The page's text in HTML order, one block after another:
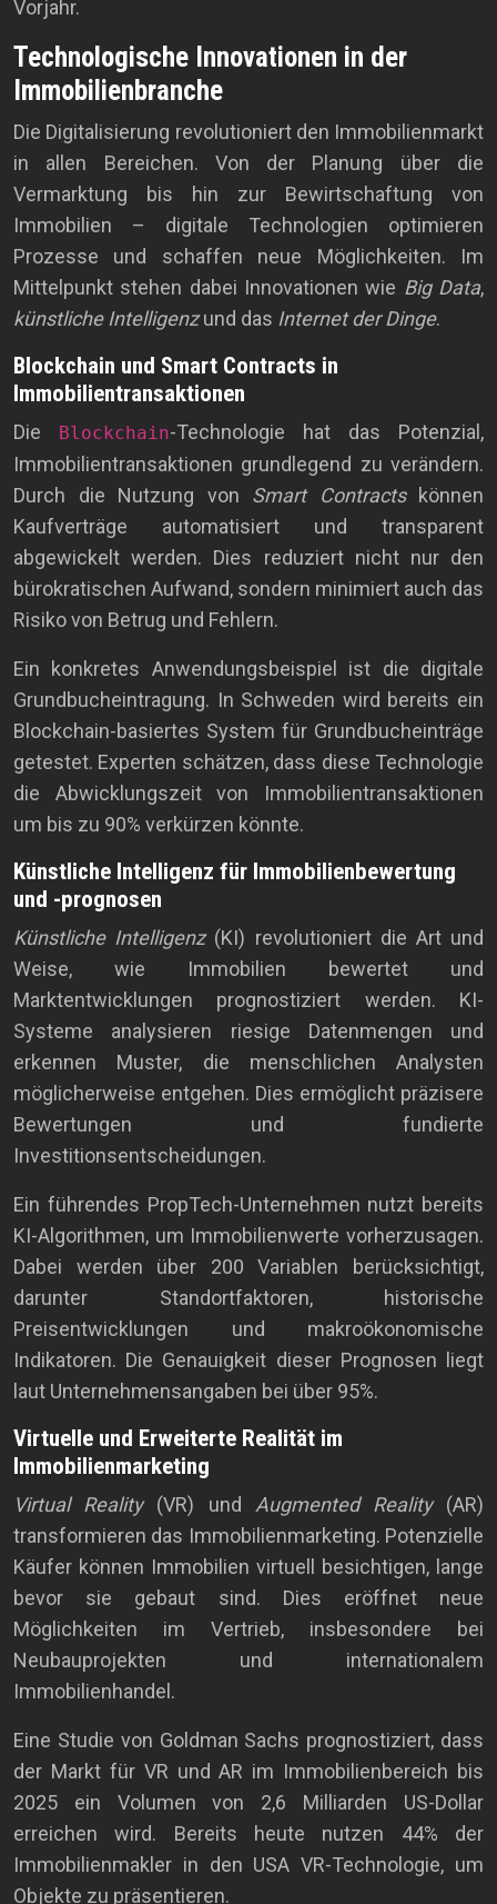
Vorjahr.
Technologische Innovationen in der
Immobilienbranche
Die Digitalisierung revolutioniert den Immobilienmarkt
in allen Bereichen. Von der Planung über die
Vermarktung bis hin zur Bewirtschaftung von
Immobilien – digitale Technologien optimieren
Prozesse und schaffen neue Möglichkeiten. Im
Mittelpunkt stehen dabei Innovationen wie Big Data,
künstliche Intelligenzund das Internet der Dinge.
Blockchain und Smart Contracts in
Immobilientransaktionen
Die Blockchain-Technologie hat das Potenzial,
Immobilientransaktionen grundlegend zu verändern.
Durch die Nutzung von Smart Contractskönnen
Kaufverträge automatisiert und transparent
abgewickelt werden. Dies reduziert nicht nur den
bürokratischen Aufwand, sondern minimiert auch das
Risiko von Betrug und Fehlern.
Ein konkretes Anwendungsbeispiel ist die digitale
Grundbucheintragung. In Schweden wird bereits ein
Blockchain-basiertes System für Grundbucheinträge
getestet. Experten schätzen, dass diese Technologie
die Abwicklungszeit von Immobilientransaktionen
um bis zu 90% verkürzen könnte.
Künstliche Intelligenz für Immobilienbewertung
und -prognosen
Künstliche Intelligenz(KI) revolutioniert die Art und
Weise, wie Immobilien bewertet und
Marktentwicklungen prognostiziert werden. KI-
Systeme analysieren riesige Datenmengen und
erkennen Muster, die menschlichen Analysten
möglicherweise entgehen. Dies ermöglicht präzisere
Bewertungen und fundierte
Investitionsentscheidungen.
Ein führendes PropTech-Unternehmen nutzt bereits
KI-Algorithmen, um Immobilienwerte vorherzusagen.
Dabei werden über 200 Variablen berücksichtigt,
darunter Standortfaktoren, historische
Preisentwicklungen und makroökonomische
Indikatoren. Die Genauigkeit dieser Prognosen liegt
laut Unternehmensangaben bei über 95%.
Virtuelle und Erweiterte Realität im
Immobilienmarketing
Virtual Reality(VR) und Augmented Reality(AR)
transformieren das Immobilienmarketing. Potenzielle
Käufer können Immobilien virtuell besichtigen, lange
bevor sie gebaut sind. Dies eröffnet neue
Möglichkeiten im Vertrieb, insbesondere bei
Neubauprojekten und internationalem
Immobilienhandel.
Eine Studie von Goldman Sachs prognostiziert, dass
der Markt für VR und AR im Immobilienbereich bis
2025 ein Volumen von 2,6 Milliarden US-Dollar
erreichen wird. Bereits heute nutzen 44% der
Immobilienmakler in den USA VR-Technologie, um
Objekte zu präsentieren.